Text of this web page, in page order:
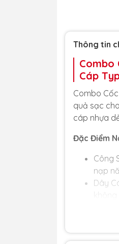
Thông tin
Combo
Cáp
Combo
quả sạc
cáp nhựa
Đặc Điểm
Công
nạp
Dây
Thiết
trong
An